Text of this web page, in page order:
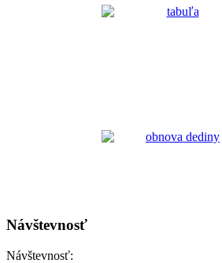
Návštevnosť
Návštevnosť: